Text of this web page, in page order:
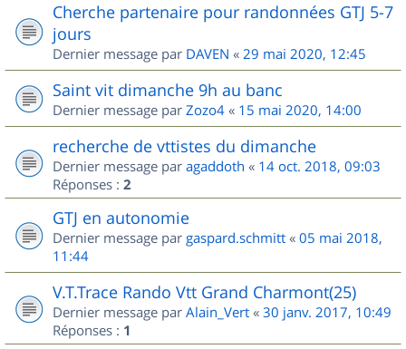
Cherche partenaire pour randonnées GTJ 5-7
jours
Dernier message par DAVEN « 29 mai 2020, 12:45
Saint vit dimanche 9h au banc
Dernier message par Zozo4 « 15 mai 2020, 14:00
recherche de vttistes du dimanche
Dernier message par agaddoth « 14 oct. 2018, 09:03
Réponses : 2
GTJ en autonomie
Dernier message par gaspard.schmitt « 05 mai 2018,
11:44
V.T.Trace Rando Vtt Grand Charmont(25)
Dernier message par Alain_Vert « 30 janv. 2017, 10:49
Réponses : 1